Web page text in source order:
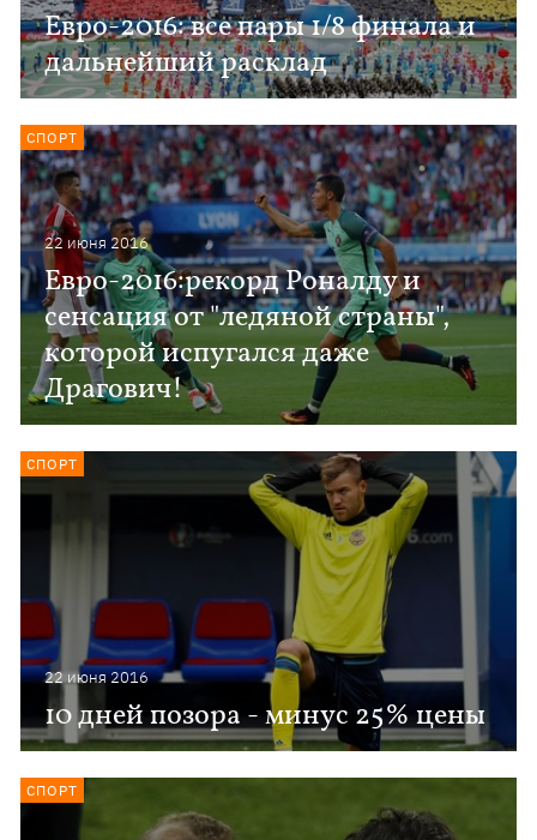
Евро-2016: все пары 1/8 финала и
дальнейший расклад
22 июня 2016
Евро-2016:рекорд Роналду и
сенсация от "ледяной страны",
которой испугался даже
Драгович!
СПОРТ
22 июня 2016
10 дней позора - минус 25% цены
СПОРТ
СПОРТ